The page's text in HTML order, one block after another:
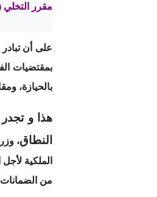
مقرر التخلي ( في
على أن
بالحيازة،
هذا و تجدر
النطاق
الملكية
من الضمانات